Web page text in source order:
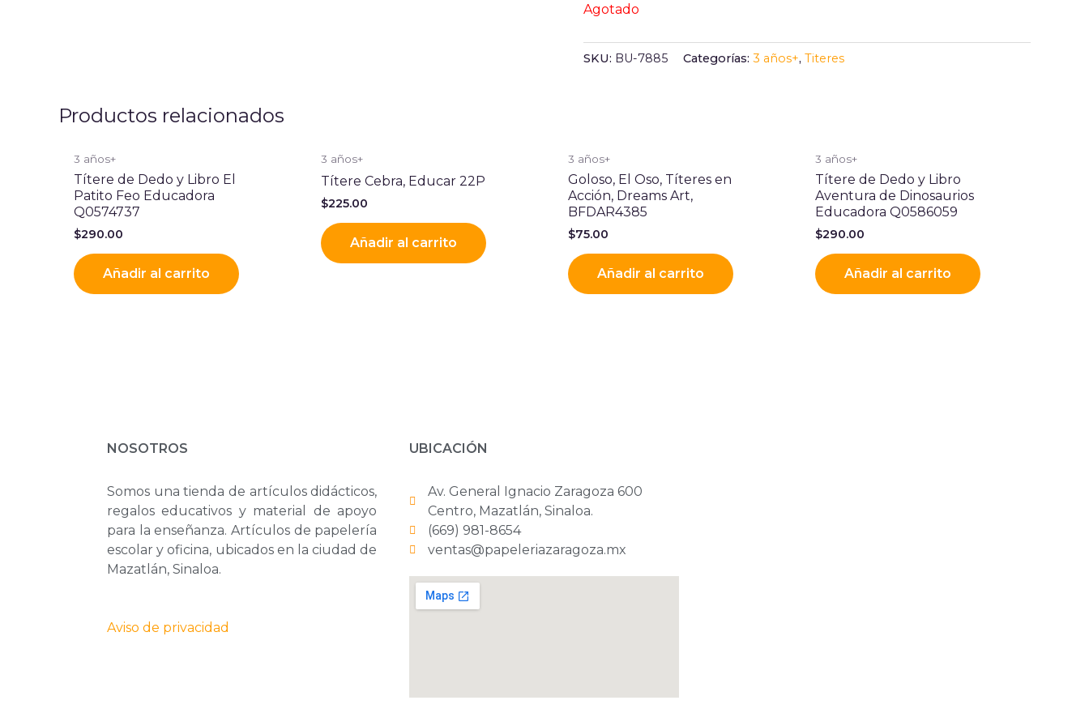
Agotado
SKU: BU-7885 Categorías: 3 años+, Titeres
Productos relacionados
3 años+
Títere de Dedo y Libro El
Patito Feo Educadora
Q0574737
$290.00
Añadir al carrito
3 años+
Títere Cebra, Educar 22P
$225.00
Añadir al carrito
3 años+
Goloso, El Oso, Títeres en
Acción, Dreams Art,
BFDAR4385
$75.00
Añadir al carrito
3 años+
Títere de Dedo y Libro
Aventura de Dinosaurios
Educadora Q0586059
$290.00
Añadir al carrito
NOSOTROS
Somos una tienda de artículos didácticos,
regalos educativos y material de apoyo
para la enseñanza. Artículos de papelería
escolar y oficina, ubicados en la ciudad de
Mazatlán, Sinaloa.
Aviso de privacidad
UBICACIÓN
Av. General Ignacio Zaragoza 600
Centro, Mazatlán, Sinaloa.
(669) 981-8654
ventas@papeleriazaragoza.mx